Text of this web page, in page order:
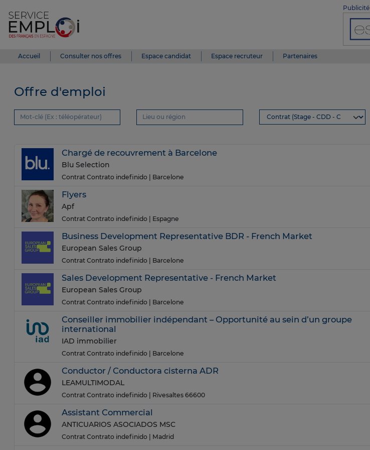
Publicité
Accueil Consulter nos offres Espace candidat Espace recruteur Partenaires
Offre d'emploi
Chargé de recouvrement à Barcelone
Blu Selection
Contrat Contrato indefinido | Barcelone
Flyers
Apf
Contrat Contrato indefinido | Espagne
Business Development Representative BDR - French Market
European Sales Group
Contrat Contrato indefinido | Barcelone
Sales Development Representative - French Market
European Sales Group
Contrat Contrato indefinido | Barcelone
Conseiller immobilier indépendant – Opportunité au sein d’un groupe
international
IAD immobilier
Contrat Contrato indefinido | Barcelone
Conductor / Conductora cisterna ADR
LEAMULTIMODAL
Contrat Contrato indefinido | Rivesaltes 66600
Assistant Commercial
ANTICUARIOS ASOCIADOS MSC
Contrat Contrato indefinido | Madrid